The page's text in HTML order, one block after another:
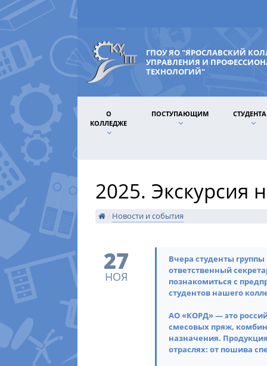
ГПОУ ЯО "ЯРОСЛАВСКИЙ
УПРАВЛЕНИЯ И
ТЕХНОЛОГИЙ"
О
КОЛЛЕДЖЕ
ПОСТУПАЮЩИМ
2025. Экскурсия
/ Новости и события
27
НОЯ
Вчера студенты
ответственный
познакомиться с
студентов нашего
АО «КОРД» — это
смесовых пряж,
назначения.
отраслях: от пошива